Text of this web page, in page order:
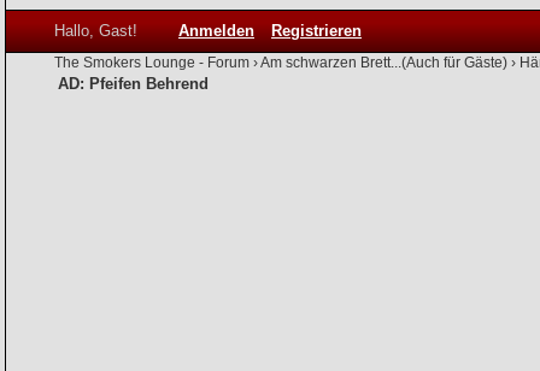
Hallo, Gast! Anmelden Registrieren
The Smokers Lounge - Forum ›Am schwarzen Brett...(Auch für Gäste) ›
AD: Pfeifen Behrend